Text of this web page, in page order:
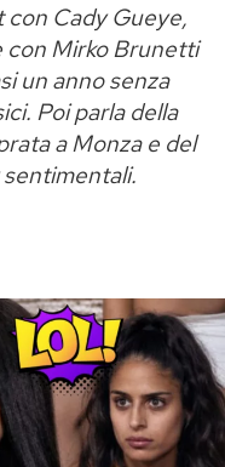
Cady Gueye,
con Mirko Brunetti
un anno senza
Poi parla della
a Monza e del